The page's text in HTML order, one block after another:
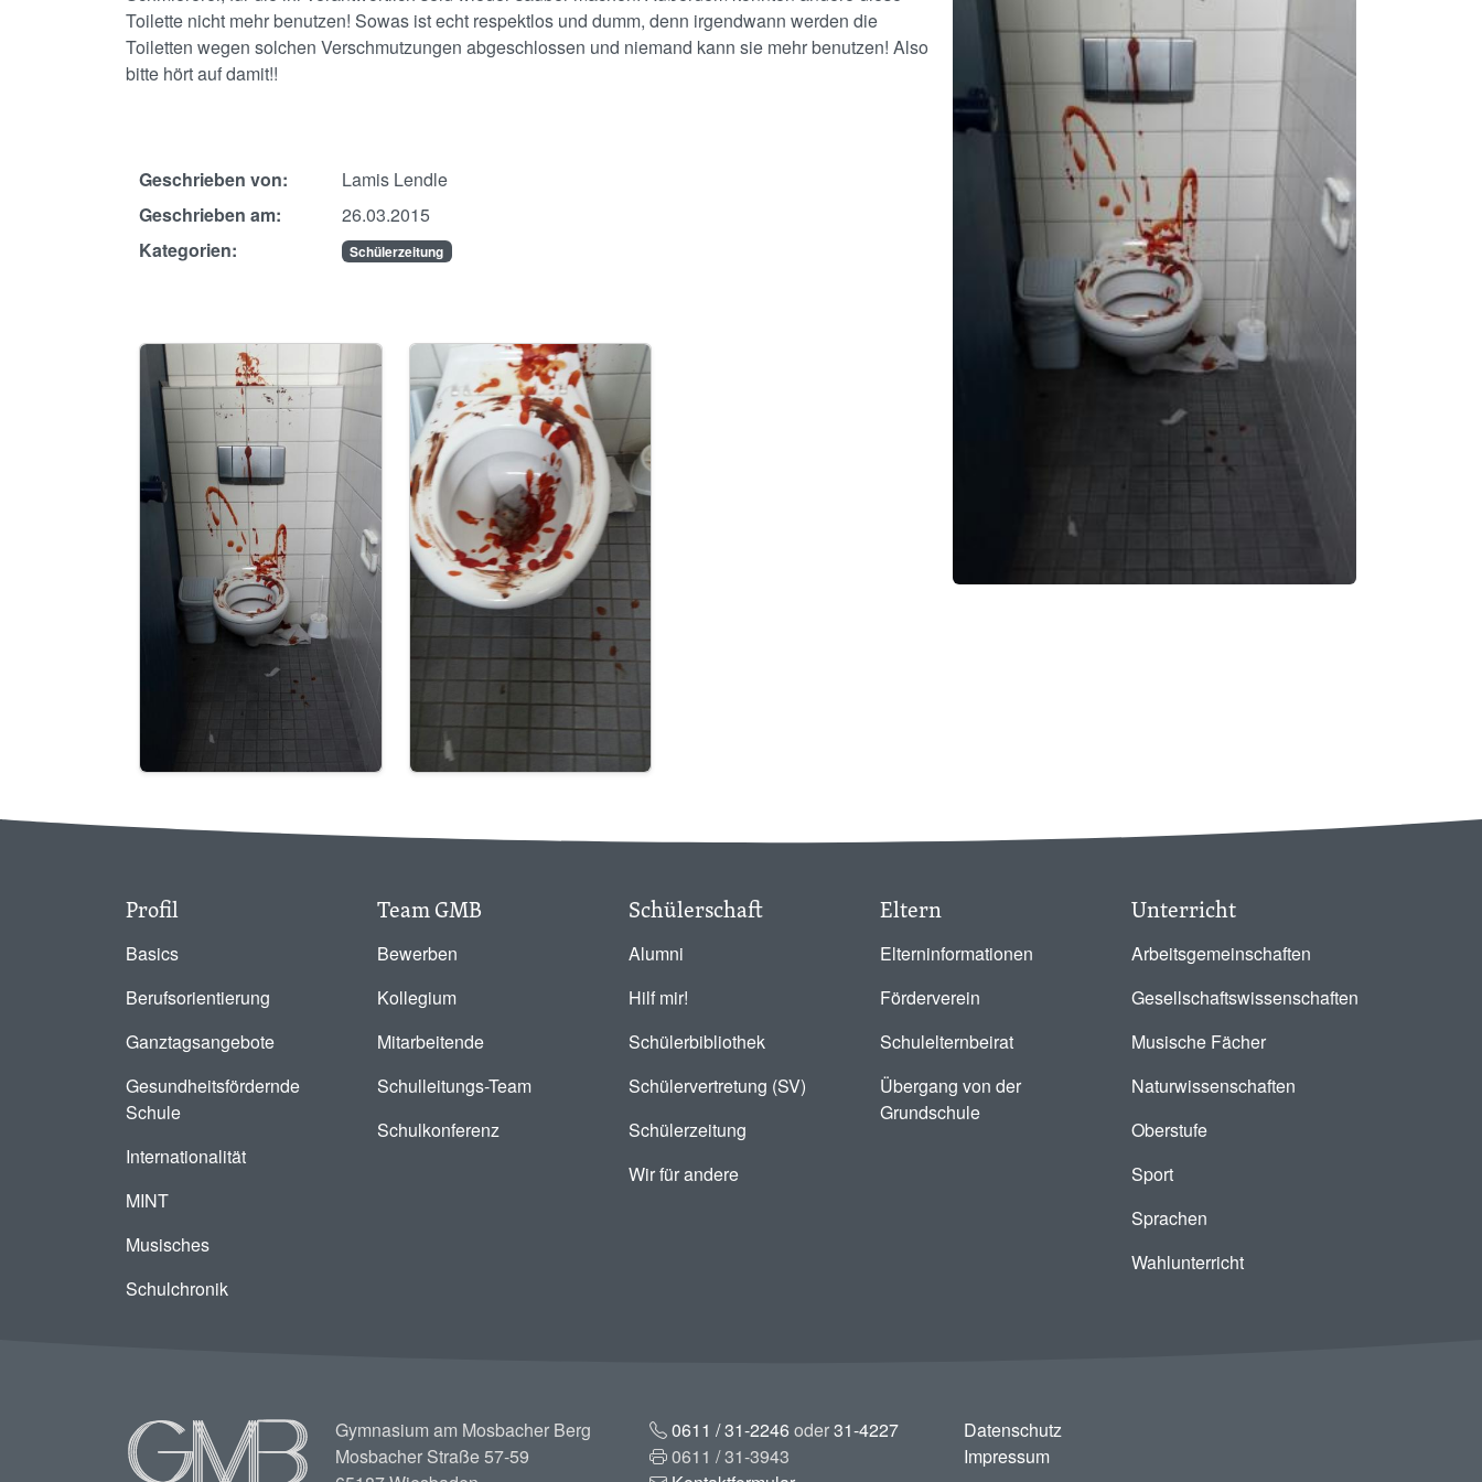
Toilette nicht mehr benutzen! Sowas ist echt respektlos und dumm, denn irgendwann werden die
Toiletten wegen solchen Verschmutzungen abgeschlossen und niemand kann sie mehr benutzen! Also
bitte hört auf damit!!
Geschrieben von:
Lamis Lendle
Geschrieben am:
26.03.2015
Kategorien:
Schülerzeitung
Image Image
Profil
Basics
Berufsorientierung
Ganztagsangebote
Gesundheitsfördernde
Schule
Internationalität
MINT
Musisches
Schulchronik
Team GMB
Bewerben
Kollegium
Mitarbeitende
Schulleitungs-Team
Schulkonferenz
Schülerschaft
Alumni
Hilf mir!
Schülerbibliothek
Schülervertretung (SV)
Schülerzeitung
Wir für andere
Eltern
Elterninformationen
Förderverein
Schulelternbeirat
Übergang von der
Grundschule
Unterricht
Arbeitsgemeinschaften
Gesellschaftswissenschaften
Musische Fächer
Naturwissenschaften
Oberstufe
Sport
Sprachen
Wahlunterricht
Image
Gymnasium am Mosbacher Berg
Mosbacher Straße 57-59
0611 / 31-2246oder31-4227
0611 / 31-3943
Datenschutz
Impressum